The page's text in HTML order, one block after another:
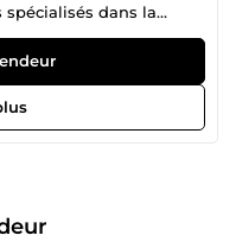
spécialisés dans la
fonctionnels et
client. Notre
idées en une
Avec une
de WordPress,
organisation en pleine
de A à Z dans la